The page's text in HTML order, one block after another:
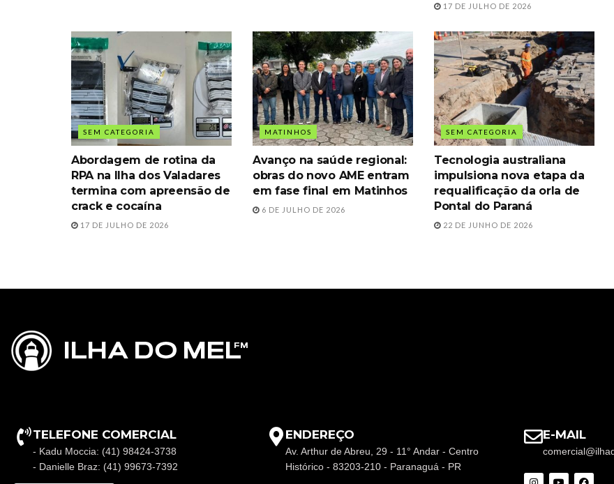
17 DE JULHO DE 2026
SEM CATEGORIA
Abordagem de rotina da
RPA na Ilha dos Valadares
termina com apreensão de
crack e cocaína
17 DE JULHO DE 2026
MATINHOS
Avanço na saúde regional:
obras do novo AME entram
em fase final em Matinhos
6 DE JULHO DE 2026
SEM CATEGORIA
Tecnologia australiana
impulsiona nova etapa da
requalificação da orla de
Pontal do Paraná
22 DE JUNHO DE 2026
TELEFONE COMERCIAL
- Kadu Moccia: (41) 98424-3738
- Danielle Braz: (41) 99673-7392
ENDEREÇO
Av. Arthur de Abreu, 29 - 11° Andar - Centro
Histórico - 83203-210 - Paranaguá - PR
E-MAIL